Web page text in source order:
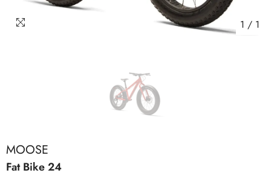
1 / 1
MOOSE
Fat Bike 24